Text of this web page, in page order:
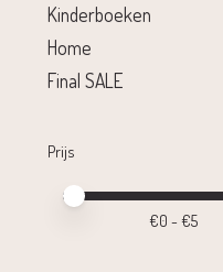
Kinderboeken
Home
Final SALE
Prijs
Minimale prijswaarde
Price maximum value
€0 - €5